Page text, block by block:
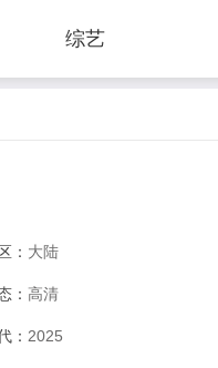
综艺
： 大陆
： 高清
： 2025